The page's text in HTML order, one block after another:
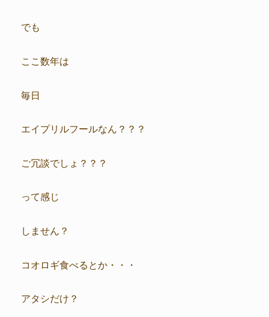
でも
ここ数年は
毎日
エイプリルフールなん？？？
ご冗談でしょ？？？
って感じ
しません？
コオロギ食べるとか・・・
アタシだけ？